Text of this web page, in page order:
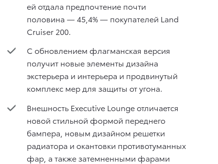
ей отдала предпочтение почти
половина — 45,4% — покупателей Land
Cruiser 200.
С обновлением флагманская версия
получит новые элементы дизайна
экстерьера и интерьера и продвинутый
комплекс мер для защиты от угона.
Внешность Executive Lounge отличается
новой стильной формой переднего
бампера, новым дизайном решетки
радиатора и окантовки противотуманных
фар, а также затемненными фарами